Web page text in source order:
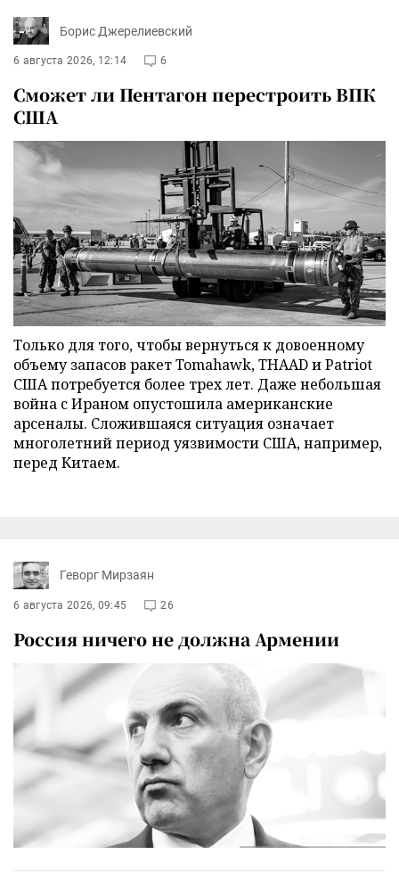
Борис Джерелиевский
6 августа 2026, 12:14 6
Сможет ли Пентагон перестроить ВПК
США
Только для того, чтобы вернуться к довоенному
объему запасов ракет Tomahawk, THAAD и Patriot
США потребуется более трех лет. Даже небольшая
война с Ираном опустошила американские
арсеналы. Сложившаяся ситуация означает
многолетний период уязвимости США, например,
перед Китаем.
Геворг Мирзаян
6 августа 2026, 09:45 26
Россия ничего не должна Армении